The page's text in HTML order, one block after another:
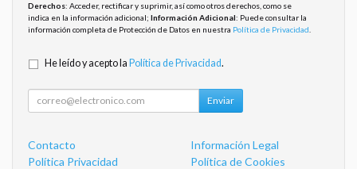
Derechos: Acceder, rectificar y suprimir, así como otros derechos, como se
indica en la información adicional; Información Adicional: Puede consultar la
información completa de Protección de Datos en nuestra Política de Privacidad
He leído y acepto la Política de Privacidad.
Enviar
Contacto
Información Legal
Política Privacidad
Política de Cookies